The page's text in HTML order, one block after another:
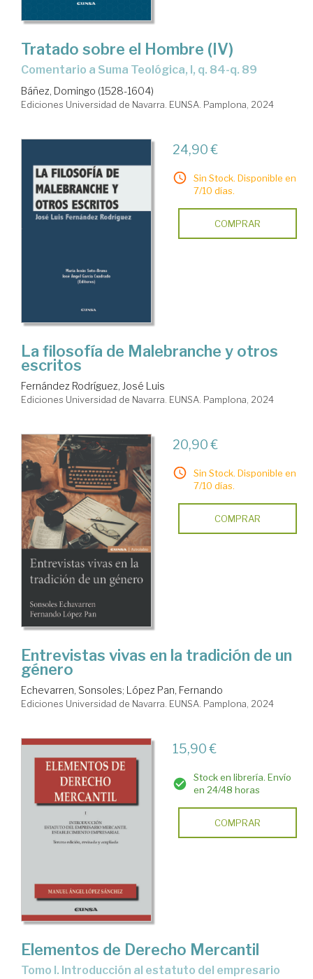
Tratado sobre el Hombre (IV)
Comentario a Suma Teológica, I, q. 84-q. 89
Báñez, Domingo (1528-1604)
Ediciones Universidad de Navarra. EUNSA. Pamplona, 2024
24,90 €
Sin Stock. Disponible en
7/10 días.
COMPRAR
La filosofía de Malebranche y otros
escritos
Fernández Rodríguez, José Luis
Ediciones Universidad de Navarra. EUNSA. Pamplona, 2024
20,90 €
Sin Stock. Disponible en
7/10 días.
COMPRAR
Entrevistas vivas en la tradición de un
género
Echevarren, Sonsoles; López Pan, Fernando
Ediciones Universidad de Navarra. EUNSA. Pamplona, 2024
15,90 €
Stock en librería. Envío
en 24/48 horas
COMPRAR
Elementos de Derecho Mercantil
Tomo I. Introducción al estatuto del empresario